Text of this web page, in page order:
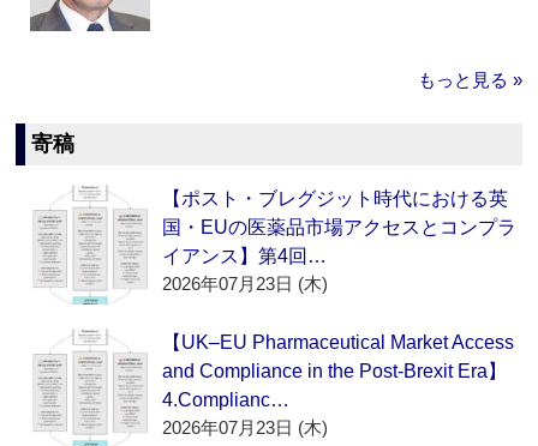
もっと見る »
寄稿
【ポスト・ブレグジット時代における英
国・EUの医薬品市場アクセスとコンプラ
イアンス】第4回…
2026年07月23日 (木)
【UK–EU Pharmaceutical Market Access
and Compliance in the Post-Brexit Era】
4.Complianc…
2026年07月23日 (木)